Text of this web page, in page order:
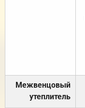
Межвенцовый
утеплитель